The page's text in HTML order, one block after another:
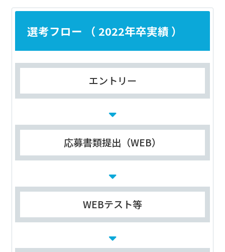
選考フロー （ 2022年卒実績 ）
エントリー
応募書類提出（WEB）
WEBテスト等